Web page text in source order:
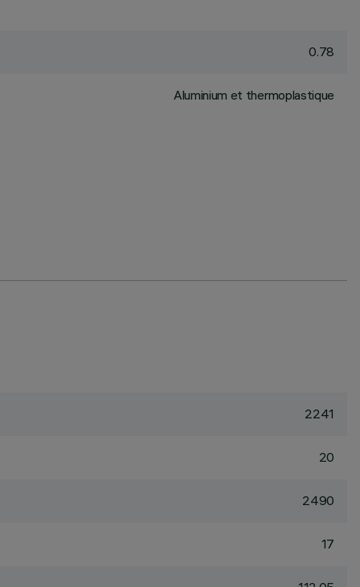
0.78
Aluminium et thermoplastique
2241
20
2490
17